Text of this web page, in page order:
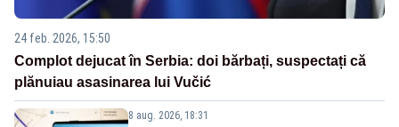
24 feb. 2026, 15:50
Complot dejucat în Serbia: doi bărbați, suspectați că
plănuiau asasinarea lui Vučić
8 aug. 2026, 18:31